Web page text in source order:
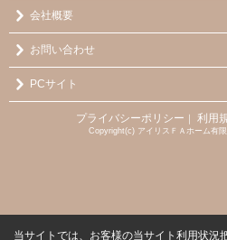
会社概要
お問い合わせ
PCサイト
プライバシーポリシー ｜ 利用
Copyright(c) アイリスＦＡホーム有
当サイトでは、お客様の当サイト利用状況